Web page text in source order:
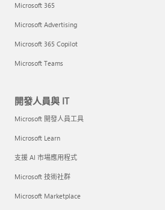
Microsoft 365
Microsoft Advertising
Microsoft 365 Copilot
Microsoft Teams
開發人員與 IT
Microsoft 開發人員工具
Microsoft Learn
支援 AI 市場應用程式
Microsoft 技術社群
Microsoft Marketplace